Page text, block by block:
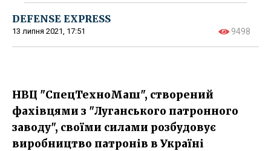
DEFENSE EXPRESS
13 липня 2021, 17:51 9498
НВЦ "СпецТехноМаш", створений
фахівцями з "Луганського патронного
заводу", своїми силами розбудовує
виробництво патронів в Україні